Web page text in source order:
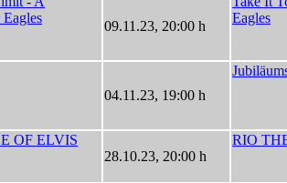
09.11.23, 20:00 h
Eagles
04.11.23, 19:00 h
28.10.23, 20:00 h
RIO